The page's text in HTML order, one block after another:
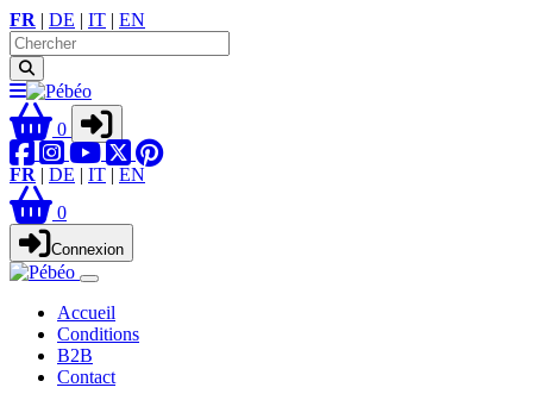
FR | DE | IT | EN
0
FR | DE | IT | EN
0
Connexion
Accueil
Conditions
B2B
Contact